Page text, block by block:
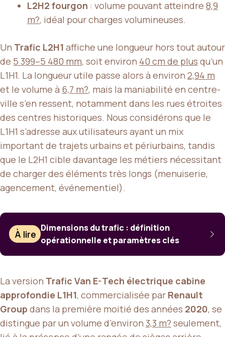
L2H2 fourgon : volume pouvant atteindre 8,9
m?, idéal pour charges volumineuses.
Un Trafic L2H1 affiche une longueur hors tout autour
de 5 399–5 480 mm, soit environ 40 cm de plus qu’un
L1H1. La longueur utile passe alors à environ 2,94 m
et le volume à 6,7 m?, mais la maniabilité en centre-
ville s’en ressent, notamment dans les rues étroites
des centres historiques. Nous considérons que le
L1H1 s’adresse aux utilisateurs ayant un mix
important de trajets urbains et périurbains, tandis
que le L2H1 cible davantage les métiers nécessitant
de charger des éléments très longs (menuiserie,
agencement, événementiel).
À lire
Dimensions du trafic : définition
opérationnelle et paramètres clés
La version Trafic Van E-Tech électrique cabine
approfondie L1H1, commercialisée par Renault
Group dans la première moitié des années 2020, se
distingue par un volume d’environ 3,3 m? seulement,